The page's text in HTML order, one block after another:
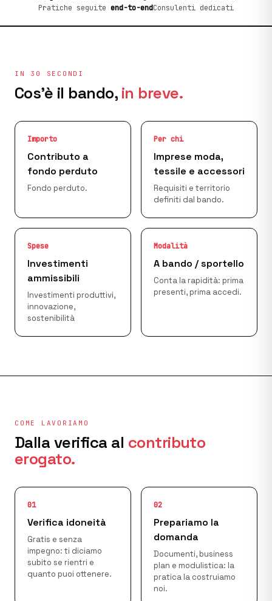
Pratiche seguite end-to-endConsulenti dedicati
IN 30 SECONDI
Cos'è il bando, in breve.
Importo
Contributo a
fondo perduto
Fondo perduto.
Per chi
Imprese moda,
tessile e accessori
Requisiti e territorio
definiti dal bando.
Spese
Investimenti
ammissibili
Investimenti produttivi,
innovazione,
sostenibilità
Modalità
A bando / sportello
Conta la rapidità: prima
presenti, prima accedi.
COME LAVORIAMO
Dalla verifica al contributo
erogato.
01
Verifica idoneità
Gratis e senza
impegno: ti diciamo
subito se rientri e
quanto puoi ottenere.
02
Prepariamo la
domanda
Documenti, business
plan e modulistica: la
pratica la costruiamo
noi.